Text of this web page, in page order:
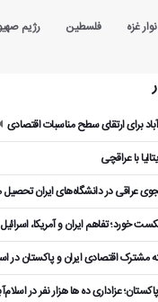
نوار غزه فلسطین
رژیم
برای ارتقای سطح مناسبات اقتصادی
با عراقچی
تفاهم ایران و آمریکا، اسرائیل
مشترک اقتصادی ایران و پاکستان در
عزاداری ده ها هزار نفر در